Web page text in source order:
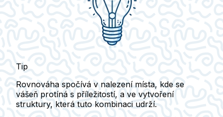
Tip
Rovnováha spočívá v nalezení místa, kde se
vášeň protíná s příležitostí, a ve vytvoření
struktury, která tuto kombinaci udrží.